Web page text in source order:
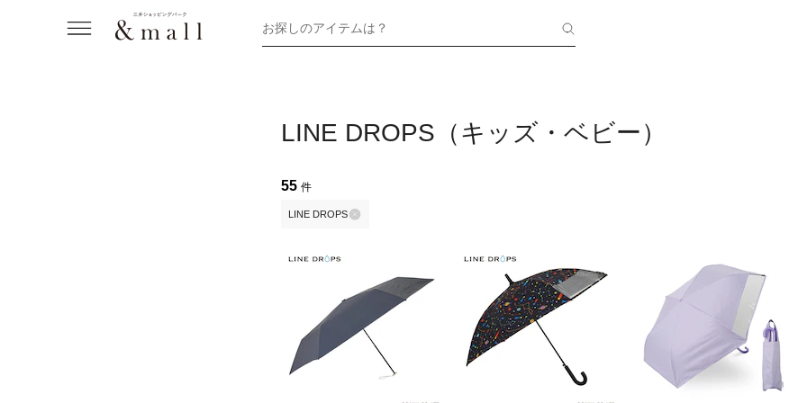
お探しのアイテムは？
LINE DROPS（キッズ・ベビー）
55 件
LINE DROPS